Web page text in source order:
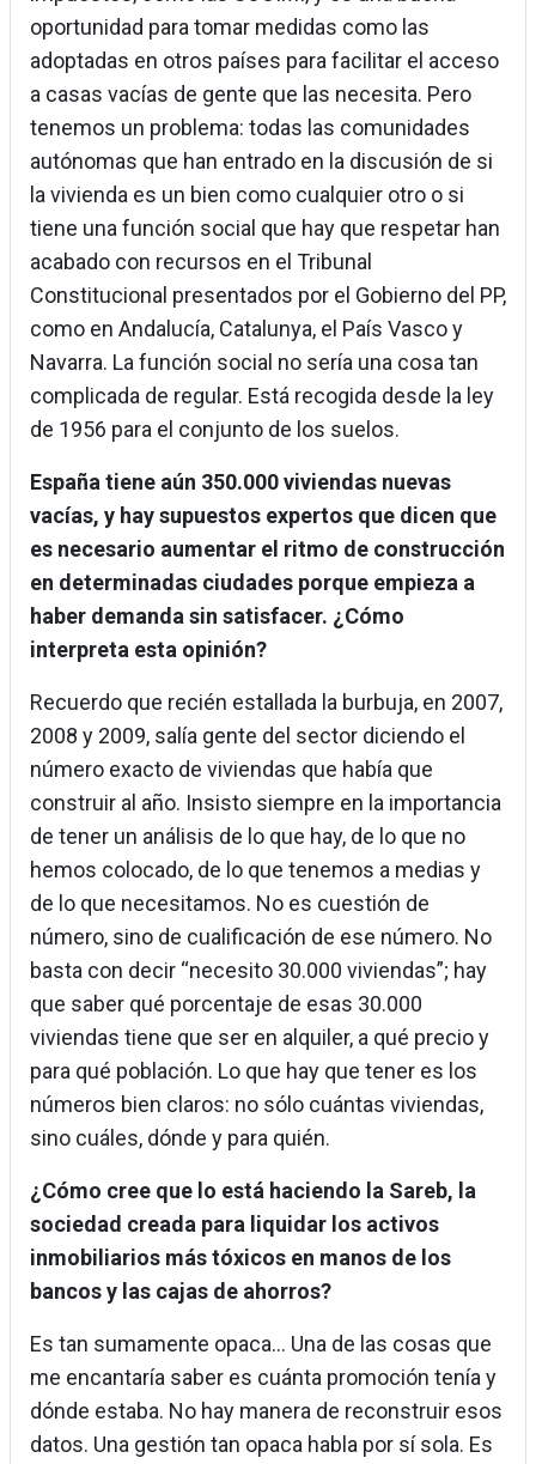
oportunidad para tomar medidas como las
adoptadas en otros países para facilitar el acceso
a casas vacías de gente que las necesita. Pero
tenemos un problema: todas las comunidades
autónomas que han entrado en la discusión de si
la vivienda es un bien como cualquier otro o si
tiene una función social que hay que respetar han
acabado con recursos en el Tribunal
Constitucional presentados por el Gobierno del PP,
como en Andalucía, Catalunya, el País Vasco y
Navarra. La función social no sería una cosa tan
complicada de regular. Está recogida desde la ley
de 1956 para el conjunto de los suelos.
España tiene aún 350.000 viviendas nuevas
vacías, y hay supuestos expertos que dicen que
es necesario aumentar el ritmo de construcción
en determinadas ciudades porque empieza a
haber demanda sin satisfacer. ¿Cómo
interpreta esta opinión?
Recuerdo que recién estallada la burbuja, en 2007,
2008 y 2009, salía gente del sector diciendo el
número exacto de viviendas que había que
construir al año. Insisto siempre en la importancia
de tener un análisis de lo que hay, de lo que no
hemos colocado, de lo que tenemos a medias y
de lo que necesitamos. No es cuestión de
número, sino de cualificación de ese número. No
basta con decir “necesito 30.000 viviendas”; hay
que saber qué porcentaje de esas 30.000
viviendas tiene que ser en alquiler, a qué precio y
para qué población. Lo que hay que tener es los
números bien claros: no sólo cuántas viviendas,
sino cuáles, dónde y para quién.
¿Cómo cree que lo está haciendo la Sareb, la
sociedad creada para liquidar los activos
inmobiliarios más tóxicos en manos de los
bancos y las cajas de ahorros?
Es tan sumamente opaca... Una de las cosas que
me encantaría saber es cuánta promoción tenía y
dónde estaba. No hay manera de reconstruir esos
datos. Una gestión tan opaca habla por sí sola. Es